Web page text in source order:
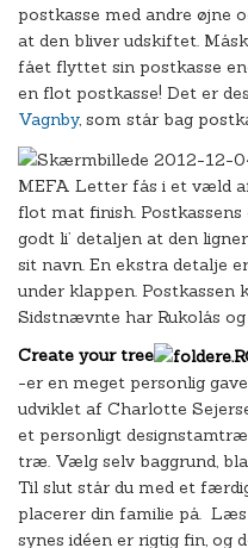
postkasse med andre øjne
at den bliver udskiftet.
fået flyttet sin postkasse
en flot postkasse! Det er
Vagnby, som står bag
MEFA Letter fås i et væld
flot mat finish.
godt li’ detaljen at den
sit navn. En ekstra detalje
under klappen. Postkassen
Sidstnævnte har Rukolås
Create your tree
-er en meget personlig
udviklet af Charlotte
et personligt
træ. Vælg selv baggrund,
Til slut står du med et
placerer din familie på.
synes idéen er rigtig fin, og